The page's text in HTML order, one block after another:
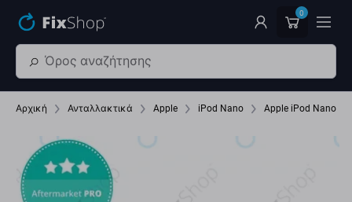
0
Αρχική Ανταλλακτικά Apple iPod Nano Apple iPod Nano